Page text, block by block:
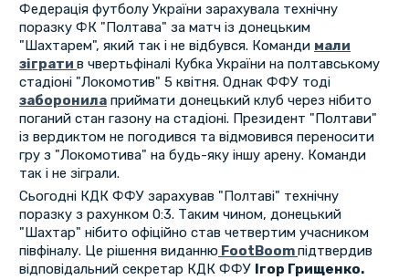
Федерація футболу України зарахувала технічну
поразку ФК "Полтава" за матч із донецьким
"Шахтарем", який так і не відбувся. Команди мали
зіграти в чвертьфіналі Кубка України на полтавському
стадіоні "Локомотив" 5 квітня. Однак ФФУ тоді
заборонилаприймати донецький клуб через нібито
поганий стан газону на стадіоні. Президент "Полтави"
із вердиктом не погодився та відмовився переносити
гру з "Локомотива" на будь-яку іншу арену. Команди
так і не зіграли.
Сьогодні КДК ФФУ зарахував "Полтаві" технічну
поразку з рахунком 0:3. Таким чином, донецький
"Шахтар" нібито офіційно став четвертим учасником
півфіналу. Це рішення виданнюFootBoomпідтвердив
відповідальний секретар КДК ФФУ Ігор Грищенко.